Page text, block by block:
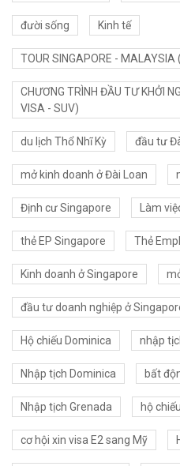
đười sống Kinh tế
TOUR SINGAPORE - MALAYSIA
CHƯƠNG TRÌNH ĐẦU TƯ KHỞI
VISA - SUV)
du lịch Thổ Nhĩ Kỳ đầu tư
mở kinh doanh ở Đài Loan
Định cư Singapore Làm
thẻ EP Singapore Thẻ
Kinh doanh ở Singapore
đầu tư doanh nghiệp ở
Hộ chiếu Dominica nhập
Nhập tịch Dominica bất
Nhập tịch Grenada hộ
cơ hội xin visa E2 sang Mỹ